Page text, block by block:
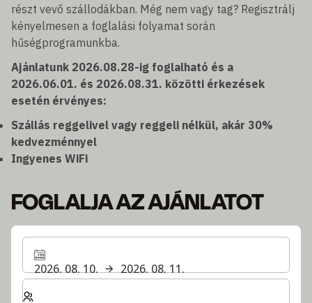
részt vevő szállodákban. Még nem vagy tag? Regisztrálj
kényelmesen a foglalási folyamat során
hűségprogramunkba.
Ajánlatunk 2026.08.28-ig foglalható és a
2026.06.01. és 2026.08.31. közötti érkezések
esetén érvényes:
Szállás reggelivel vagy reggeli nélkül, akár 30%
kedvezménnyel
Ingyenes WiFi
FOGLALJA AZ AJÁNLATOT
2026. 08. 10.
2026. 08. 11.
Válassza ki a szobák és a vendégek számát